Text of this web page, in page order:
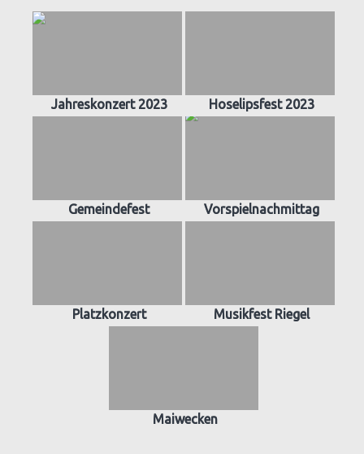
Jahreskonzert 2023 Hoselipsfest 2023
Gemeindefest Vorspielnachmittag
Platzkonzert Musikfest Riegel
Maiwecken